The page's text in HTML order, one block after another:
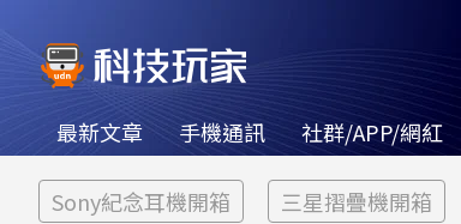
最新文章 手機通訊 社群/APP/網紅
Sony紀念耳機開箱 三星摺疊機開箱